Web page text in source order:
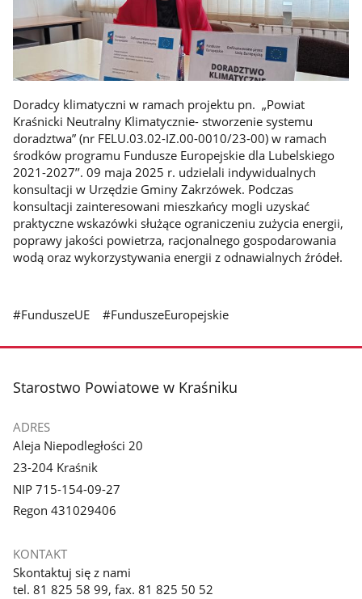
Doradcy klimatyczni w ramach projektu pn. „Powiat
Kraśnicki Neutralny Klimatycznie- stworzenie systemu
doradztwa” (nr FELU.03.02-IZ.00-0010/23-00) w ramach
środków programu Fundusze Europejskie dla Lubelskiego
2021-2027’’. 09 maja 2025 r. udzielali indywidualnych
konsultacji w Urzędzie Gminy Zakrzówek. Podczas
konsultacji zainteresowani mieszkańcy mogli uzyskać
praktyczne wskazówki służące ograniczeniu zużycia energii,
poprawy jakości powietrza, racjonalnego gospodarowania
wodą oraz wykorzystywania energii z odnawialnych źródeł.
#FunduszeUE #FunduszeEuropejskie
stopka
Starostwo Powiatowe w Kraśniku
ADRES
Aleja Niepodległości 20
23-204 Kraśnik
NIP 715-154-09-27
Regon 431029406
KONTAKT
Skontaktuj się z nami
tel. 81 825 58 99, fax. 81 825 50 52